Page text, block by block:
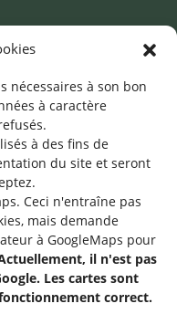
nécessaires à son bon
à caractère
à des fins de
du site et seront
Ceci n'entraîne pas
mais demande
à GoogleMaps pour
il n'est pas
Les cartes sont
correct.